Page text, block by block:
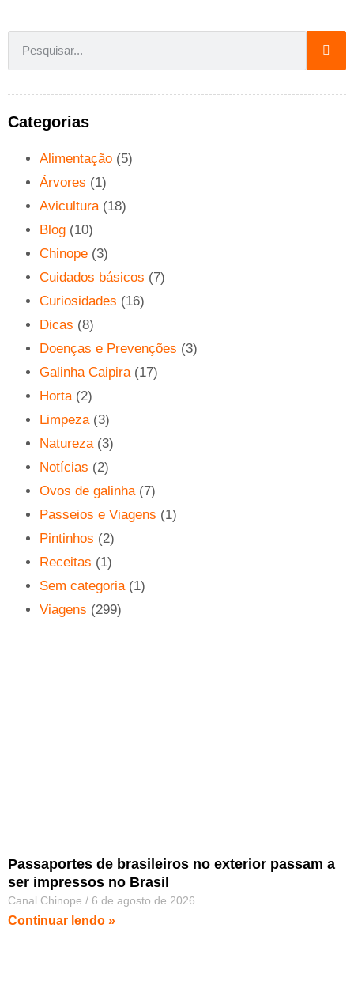
Categorias
Alimentação (5)
Árvores (1)
Avicultura(18)
Blog (10)
Chinope (3)
Cuidados básicos (7)
Curiosidades (16)
Dicas (8)
Doenças e Prevenções (3)
Galinha Caipira(17)
Horta(2)
Limpeza(3)
Natureza(3)
Notícias (2)
Ovos de galinha(7)
Passeios e Viagens (1)
Pintinhos (2)
Receitas (1)
Sem categoria(1)
Viagens (299)
Passaportes de brasileiros no exterior passam a
ser impressos no Brasil
Canal Chinope 6 de agosto de 2026
Continuar lendo »